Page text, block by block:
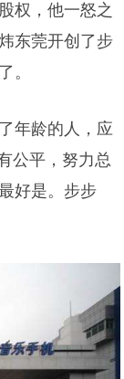
权，他一怒之
东莞开创了步
。
年龄的人，应
公平，努力总
好是。步步